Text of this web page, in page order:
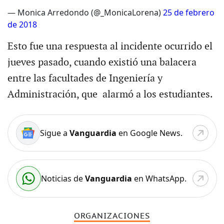
— Monica Arredondo (@_MonicaLorena)25 de febrero
de 2018
Esto fue una respuesta al incidente ocurrido el
jueves pasado, cuando existió una balacera
entre las facultades de Ingeniería y
Administración, que alarmó a los estudiantes.
Sigue a Vanguardia en Google News.
Noticias deVanguardia en WhatsApp.
ORGANIZACIONES